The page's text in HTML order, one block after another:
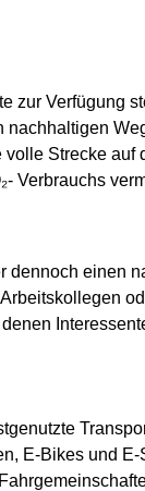
Verfügung
Strecke
Verbrauchs
einen
E-Bikes und